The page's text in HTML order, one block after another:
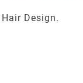
Design.